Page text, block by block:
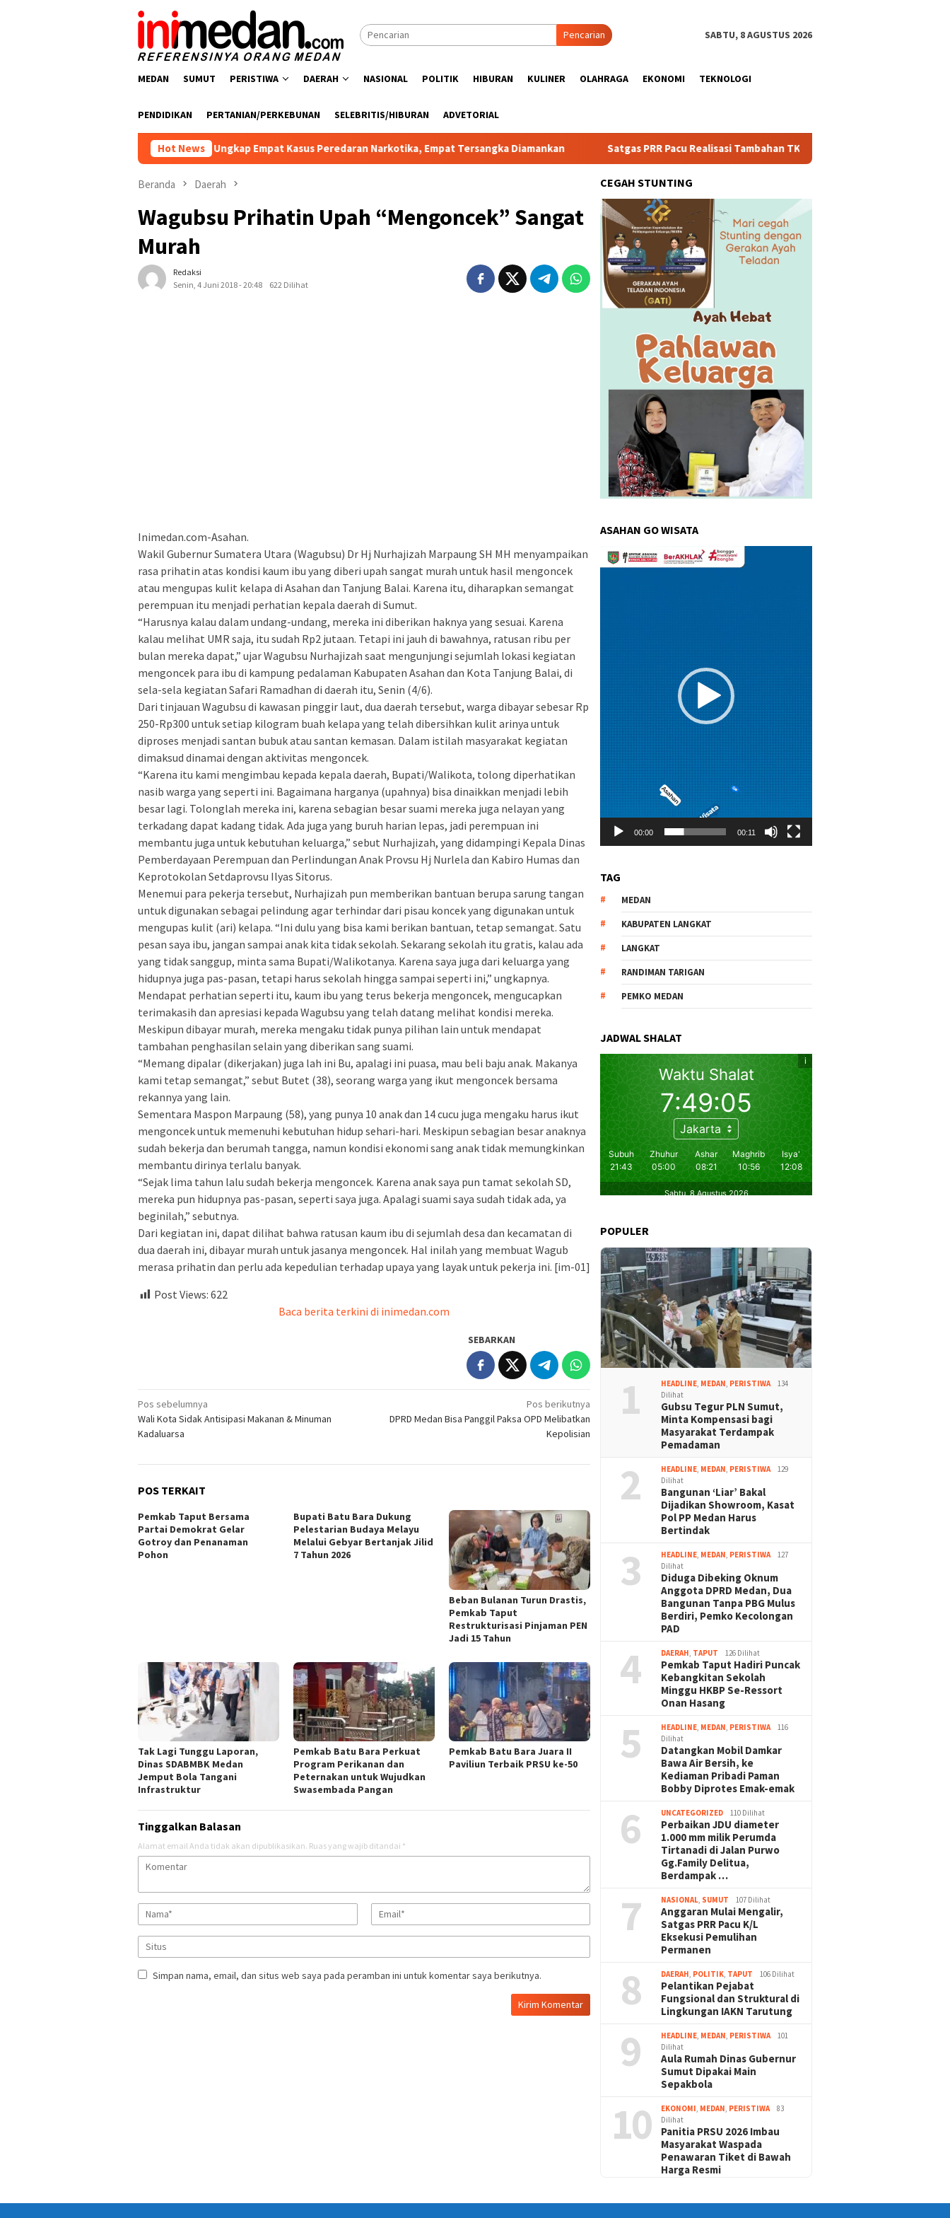
Pencarian SABTU, 8 AGUSTUS 2026
MEDAN SUMUT PERISTIWA DAERAH NASIONAL POLITIK HIBURAN KULINER OLAHRAGA EKONOMI TEKNOLOGI
PENDIDIKAN PERTANIAN/PERKEBUNAN SELEBRITIS/HIBURAN ADVETORIAL
Hot News
Polres Batu Bara Ungkap Empat Kasus Peredaran Narkotika, Empat Tersangka Diamankan Satgas PRR Pacu Realisasi Tambahan TKD Aceh Rp1,65 Triliun, Pastikan Transparan
Beranda Daerah
Wagubsu Prihatin Upah “Mengoncek” Sangat
Murah
Redaksi
Senin, 4 Juni 2018 - 20:48
622 Dilihat
Inimedan.com-Asahan.
Wakil Gubernur Sumatera Utara (Wagubsu) Dr Hj Nurhajizah Marpaung SH MH menyampaikan
rasa prihatin atas kondisi kaum ibu yang diberi upah sangat murah untuk hasil mengoncek
atau mengupas kulit kelapa di Asahan dan Tanjung Balai. Karena itu, diharapkan semangat
perempuan itu menjadi perhatian kepala daerah di Sumut.
“Harusnya kalau dalam undang-undang, mereka ini diberikan haknya yang sesuai. Karena
kalau melihat UMR saja, itu sudah Rp2 jutaan. Tetapi ini jauh di bawahnya, ratusan ribu per
bulan mereka dapat,” ujar Wagubsu Nurhajizah saat mengunjungi sejumlah lokasi kegiatan
mengoncek para ibu di kampung pedalaman Kabupaten Asahan dan Kota Tanjung Balai, di
sela-sela kegiatan Safari Ramadhan di daerah itu, Senin (4/6).
Dari tinjauan Wagubsu di kawasan pinggir laut, dua daerah tersebut, warga dibayar sebesar Rp
250-Rp300 untuk setiap kilogram buah kelapa yang telah dibersihkan kulit arinya untuk
diproses menjadi santan bubuk atau santan kemasan. Dalam istilah masyarakat kegiatan
dimaksud dinamai dengan aktivitas mengoncek.
“Karena itu kami mengimbau kepada kepala daerah, Bupati/Walikota, tolong diperhatikan
nasib warga yang seperti ini. Bagaimana harganya (upahnya) bisa dinaikkan menjadi lebih
besar lagi. Tolonglah mereka ini, karena sebagian besar suami mereka juga nelayan yang
terkadang dapat kadang tidak. Ada juga yang buruh harian lepas, jadi perempuan ini
membantu juga untuk kebutuhan keluarga,” sebut Nurhajizah, yang didampingi Kepala Dinas
Pemberdayaan Perempuan dan Perlindungan Anak Provsu Hj Nurlela dan Kabiro Humas dan
Keprotokolan Setdaprovsu Ilyas Sitorus.
Menemui para pekerja tersebut, Nurhajizah pun memberikan bantuan berupa sarung tangan
untuk digunakan sebagai pelindung agar terhindar dari pisau koncek yang digunakan untuk
mengupas kulit (ari) kelapa. “Ini dulu yang bisa kami berikan bantuan, tetap semangat. Satu
pesan saya ibu, jangan sampai anak kita tidak sekolah. Sekarang sekolah itu gratis, kalau ada
yang tidak sanggup, minta sama Bupati/Walikotanya. Karena saya juga dari keluarga yang
hidupnya juga pas-pasan, tetapi harus sekolah hingga sampai seperti ini,” ungkapnya.
Mendapat perhatian seperti itu, kaum ibu yang terus bekerja mengoncek, mengucapkan
terimakasih dan apresiasi kepada Wagubsu yang telah datang melihat kondisi mereka.
Meskipun dibayar murah, mereka mengaku tidak punya pilihan lain untuk mendapat
tambahan penghasilan selain yang diberikan sang suami.
“Memang dipalar (dikerjakan) juga lah ini Bu, apalagi ini puasa, mau beli baju anak. Makanya
kami tetap semangat,” sebut Butet (38), seorang warga yang ikut mengoncek bersama
rekannya yang lain.
Sementara Maspon Marpaung (58), yang punya 10 anak dan 14 cucu juga mengaku harus ikut
mengoncek untuk memenuhi kebutuhan hidup sehari-hari. Meskipun sebagian besar anaknya
sudah bekerja dan berumah tangga, namun kondisi ekonomi sang anak tidak memungkinkan
membantu dirinya terlalu banyak.
“Sejak lima tahun lalu sudah bekerja mengoncek. Karena anak saya pun tamat sekolah SD,
mereka pun hidupnya pas-pasan, seperti saya juga. Apalagi suami saya sudah tidak ada, ya
beginilah,” sebutnya.
Dari kegiatan ini, dapat dilihat bahwa ratusan kaum ibu di sejumlah desa dan kecamatan di
dua daerah ini, dibayar murah untuk jasanya mengoncek. Hal inilah yang membuat Wagub
merasa prihatin dan perlu ada kepedulian terhadap upaya yang layak untuk pekerja ini. [im-01]
Post Views: 622
Baca berita terkini di inimedan.com
SEBARKAN
Navigasi
pos
Pos sebelumnya
Wali Kota Sidak Antisipasi Makanan & Minuman
Kadaluarsa
Pos berikutnya
DPRD Medan Bisa Panggil Paksa OPD Melibatkan
Kepolisian
POS TERKAIT
Pemkab Taput Bersama
Partai Demokrat Gelar
Gotroy dan Penanaman
Pohon
Bupati Batu Bara Dukung
Pelestarian Budaya Melayu
Melalui Gebyar Bertanjak Jilid
7 Tahun 2026
Beban Bulanan Turun Drastis,
Pemkab Taput
Restrukturisasi Pinjaman PEN
Jadi 15 Tahun‎
Tak Lagi Tunggu Laporan,
Dinas SDABMBK Medan
Jemput Bola Tangani
Infrastruktur
Pemkab Batu Bara Perkuat
Program Perikanan dan
Peternakan untuk Wujudkan
Swasembada Pangan
Pemkab Batu Bara Juara II
Paviliun Terbaik PRSU ke-50
Tinggalkan Balasan
Alamat email Anda tidak akan dipublikasikan. Ruas yang wajib ditandai *
Simpan nama, email, dan situs web saya pada peramban ini untuk komentar saya berikutnya.
CEGAH STUNTING
ASAHAN GO WISATA
Pemutar
Video
00:00 00:11
TAG
MEDAN
KABUPATEN LANGKAT
LANGKAT
RANDIMAN TARIGAN
PEMKO MEDAN
JADWAL SHALAT
POPULER
1 HEADLINE, MEDAN, PERISTIWA
134
Dilihat
Gubsu Tegur PLN Sumut,
Minta Kompensasi bagi
Masyarakat Terdampak
Pemadaman
2 HEADLINE, MEDAN, PERISTIWA
129
Dilihat
Bangunan ‘Liar’ Bakal
Dijadikan Showroom, Kasat
Pol PP Medan Harus
Bertindak
3 HEADLINE, MEDAN, PERISTIWA
127
Dilihat
Diduga Dibeking Oknum
Anggota DPRD Medan, Dua
Bangunan Tanpa PBG Mulus
Berdiri, Pemko Kecolongan
PAD
4 DAERAH, TAPUT 126 Dilihat
Pemkab Taput Hadiri Puncak
Kebangkitan Sekolah
Minggu HKBP Se-Ressort
Onan Hasang
5 HEADLINE, MEDAN, PERISTIWA
116
Dilihat
Datangkan Mobil Damkar
Bawa Air Bersih, ke
Kediaman Pribadi Paman
Bobby Diprotes Emak-emak
6 UNCATEGORIZED 110 Dilihat
Perbaikan JDU diameter
1.000 mm milik Perumda
Tirtanadi di Jalan Purwo
Gg.Family Delitua,
Berdampak …
7 NASIONAL, SUMUT 107 Dilihat
Anggaran Mulai Mengalir,
Satgas PRR Pacu K/L
Eksekusi Pemulihan
Permanen
8 DAERAH, POLITIK, TAPUT 106 Dilihat
Pelantikan Pejabat
Fungsional dan Struktural di
Lingkungan IAKN Tarutung
9 HEADLINE, MEDAN, PERISTIWA
101
Dilihat
Aula Rumah Dinas Gubernur
Sumut Dipakai Main
Sepakbola
10 EKONOMI, MEDAN, PERISTIWA
83
Dilihat
Panitia PRSU 2026 Imbau
Masyarakat Waspada
Penawaran Tiket di Bawah
Harga Resmi